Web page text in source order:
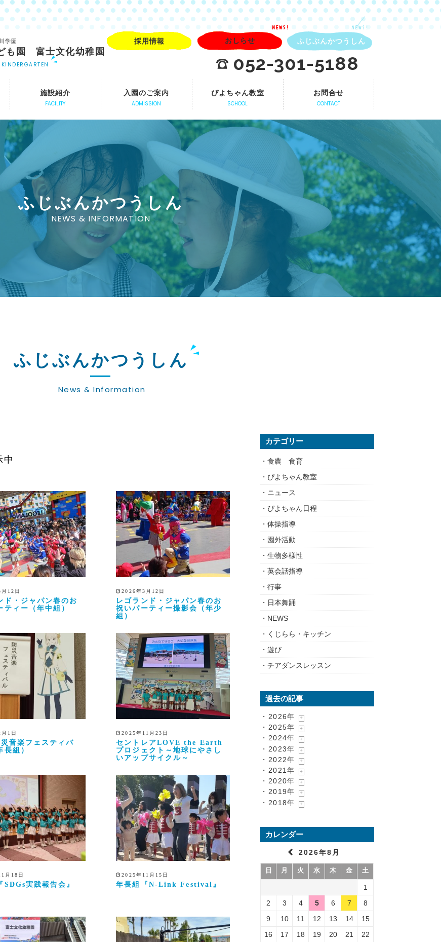
学園
も園 富士文化幼稚園
KINDERGARTEN
おしらせ
NEWS!
ふじぶんかつうしん
NEWS!
採用情報
052-301-5188
施設紹介
FACILITY
入園のご案内
ADMISSION
ぴよちゃん教室
SCHOOL
お問合せ
CONTACT
ふじぶんかつうしん
NEWS & INFORMATION
ふじぶんかつうしん
News & Information
中
12日
ド・ジャパン春のお
ティー（年中組）
2026年3月12日
レゴランド・ジャパン春のお
祝いパーティー撮影会（年少
組）
1日
音楽フェスティバ
組）
2025年11月23日
セントレアLOVE the Earth
プロジェクト～地球にやさし
いアップサイクル～
月18日
SDGs実践報告会』
2025年11月15日
年長組『N-Link Festival』
カテゴリー
食農 食育
ぴよちゃん教室
ニュース
ぴよちゃん日程
体操指導
園外活動
生物多様性
英会話指導
行事
日本舞踊
NEWS
くじらら・キッチン
遊び
チアダンスレッスン
過去の記事
・2026年
・2025年
・2024年
・2023年
・2022年
・2021年
・2020年
・2019年
・2018年
カレンダー
2026年8月
日 月 火 水 木 金 土
1
2
3 4 5 6 7
8
9
10 11 12 13 14
15
16
17 18 19 20 21
22